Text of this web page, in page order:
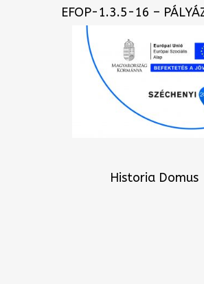
EFOP-1.3.5-16 –
Historia Domus